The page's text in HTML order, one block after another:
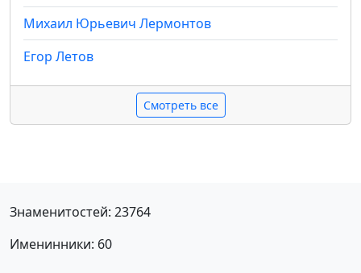
Михаил Юрьевич Лермонтов
Егор Летов
Смотреть все
Знаменитостей: 23764
Именинники: 60